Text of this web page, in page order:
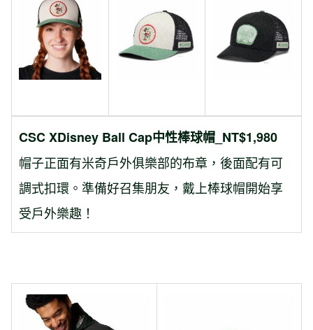
CSC XDisney Ball Cap中性棒球帽_NT$1,980
帽子正面有米奇戶外俱樂部的布章，後面配有可
調式扣環。準備好召集朋友，戴上棒球帽開始享
受戶外樂趣！